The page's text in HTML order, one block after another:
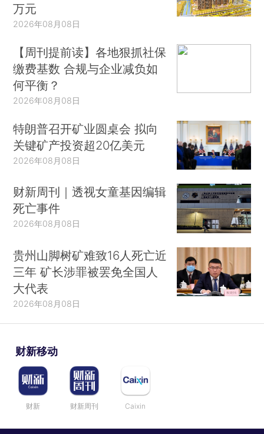
万元
2026年08月08日
【周刊提前读】各地狠抓社保
缴费基数 合规与企业减负如
何平衡？
2026年08月08日
特朗普召开矿业圆桌会 拟向
关键矿产投资超20亿美元
2026年08月08日
财新周刊｜透视女童基因编辑
死亡事件
2026年08月08日
贵州山脚树矿难致16人死亡近
三年 矿长涉罪被罢免全国人
大代表
2026年08月08日
财新移动
财新 财新周刊 Caixin